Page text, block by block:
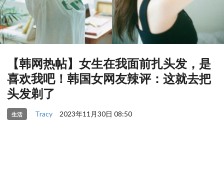
【韩网热帖】女生在我面前扎头发，是
喜欢我吧！韩国女网友辣评：这就去把
头发剃了
生活 Tracy 2023年11月30日 08:50